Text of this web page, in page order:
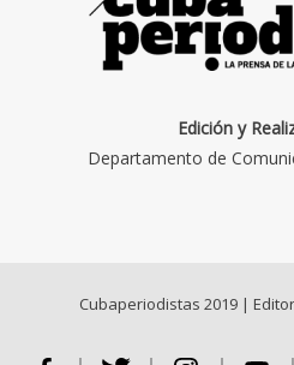
Edición y
Departamento de
Cubaperiodistas 2019 |